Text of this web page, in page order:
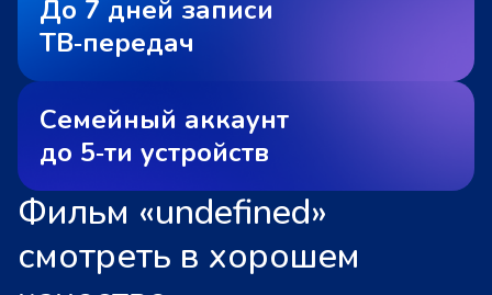
До 7 дней записи
ТВ‑передач
Семейный аккаунт
до 5‑ти устройств
Фильм «undefined»
смотреть в хорошем